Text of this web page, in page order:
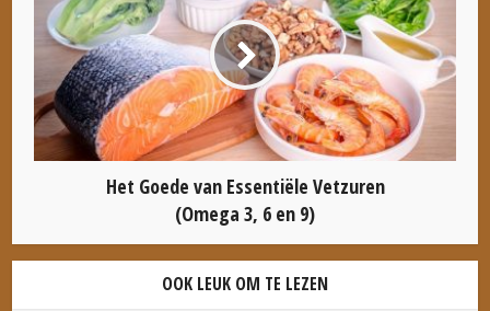
Het Goede van Essentiële Vetzuren
(Omega 3, 6 en 9)
OOK LEUK OM TE LEZEN